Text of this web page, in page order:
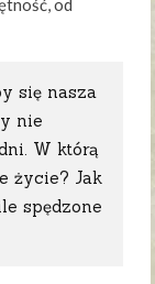
się nasza
nie
W którą
życie? Jak
spędzone